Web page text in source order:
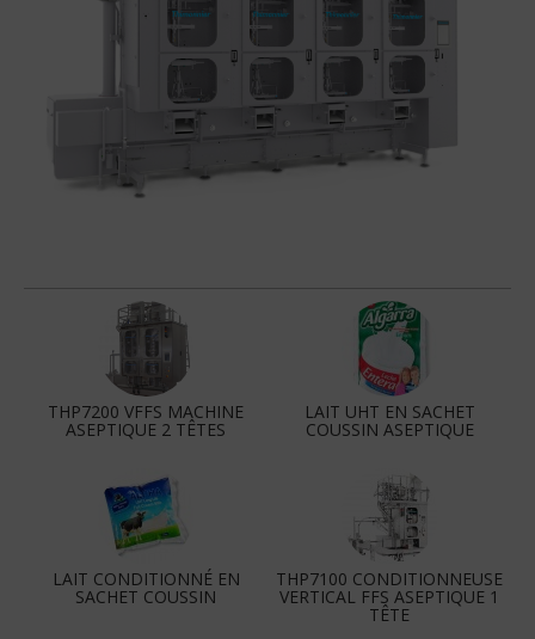
THP7200 VFFS MACHINE
ASEPTIQUE 2 TÊTES
LAIT UHT EN SACHET
COUSSIN ASEPTIQUE
LAIT CONDITIONNÉ EN
SACHET COUSSIN
THP7100 CONDITIONNEUSE
VERTICAL FFS ASEPTIQUE 1
TÊTE